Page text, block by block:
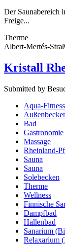
Der Saunabereich
Freige...
Therme
Albert-Mertés-
Kristall
Submitted by
Aqua-Fitness
Bad
Gastronomie
Massage
Rheinland-
Sauna
Sauna
Solebecken
Therme
Wellness
Finnische
Dampfbad
Hallenbad
Sanarium
Relaxarium